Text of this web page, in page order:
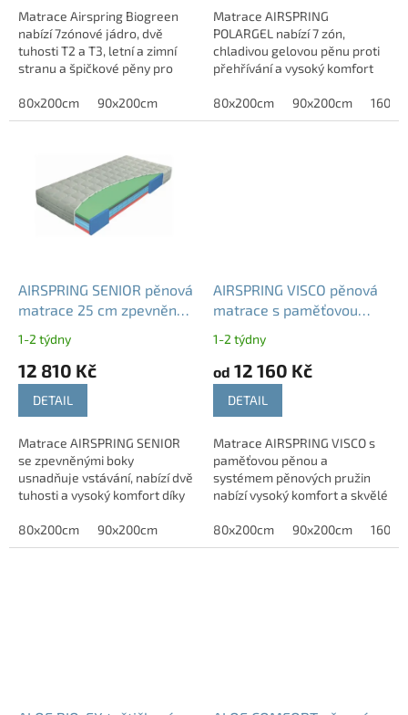
Matrace Airspring Biogreen
nabízí 7zónové jádro, dvě
tuhosti T2 a T3, letní a zimní
stranu a špičkové pěny pro
80x200cm
90x200cm
Matrace AIRSPRING
POLARGEL nabízí 7 zón,
chladivou gelovou pěnu proti
přehřívání a vysoký komfort
materiálů.
80x200cm 90x200cm
AIRSPRING SENIOR pěnová
matrace 25 cm zpevněný
1-2 týdny
12 810 Kč
DETAIL
Matrace AIRSPRING SENIOR
se zpevněnými boky
usnadňuje vstávání, nabízí dvě
tuhosti a vysoký komfort díky
80x200cm
90x200cm
AIRSPRING VISCO pěnová
matrace s paměťovou
1-2 týdny
od 12 160 Kč
DETAIL
Matrace AIRSPRING VISCO s
paměťovou pěnou a
systémem pěnových pružin
nabízí vysoký komfort a skvělé
80x200cm
90x200cm